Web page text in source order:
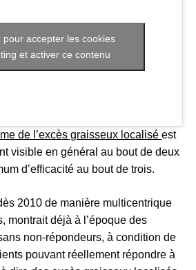
de l’excès graisseux localisé est
visible en général au bout de deux
d’efficacité au bout de trois.
2010 de manière multicentrique
montrait déjà à l’époque des
non-répondeurs, à condition de
pouvant réellement répondre à
pour accepter les cookies
et activer ce contenu